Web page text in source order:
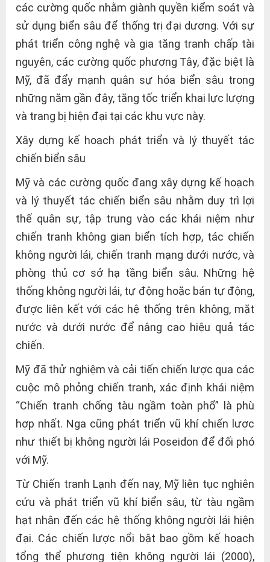
các cường quốc nhằm giành quyền kiểm soát và
sử dụng biển sâu để thống trị đại dương. Với sự
phát triển công nghệ và gia tăng tranh chấp tài
nguyên, các cường quốc phương Tây, đặc biệt là
Mỹ, đã đẩy mạnh quân sự hóa biển sâu trong
những năm gần đây, tăng tốc triển khai lực lượng
và trang bị hiện đại tại các khu vực này.
Xây dựng kế hoạch phát triển và lý thuyết tác
chiến biển sâu
Mỹ và các cường quốc đang xây dựng kế hoạch
và lý thuyết tác chiến biển sâu nhằm duy trì lợi
thế quân sự, tập trung vào các khái niệm như
chiến tranh không gian biển tích hợp, tác chiến
không người lái, chiến tranh mạng dưới nước, và
phòng thủ cơ sở hạ tầng biển sâu. Những hệ
thống không người lái, tự động hoặc bán tự động,
được liên kết với các hệ thống trên không, mặt
nước và dưới nước để nâng cao hiệu quả tác
chiến.
Mỹ đã thử nghiệm và cải tiến chiến lược qua các
cuộc mô phỏng chiến tranh, xác định khái niệm
“Chiến tranh chống tàu ngầm toàn phổ” là phù
hợp nhất. Nga cũng phát triển vũ khí chiến lược
như thiết bị không người lái Poseidon để đối phó
với Mỹ.
Từ Chiến tranh Lạnh đến nay, Mỹ liên tục nghiên
cứu và phát triển vũ khí biển sâu, từ tàu ngầm
hạt nhân đến các hệ thống không người lái hiện
đại. Các chiến lược nổi bật bao gồm kế hoạch
tổng thể phương tiện không người lái (2000),